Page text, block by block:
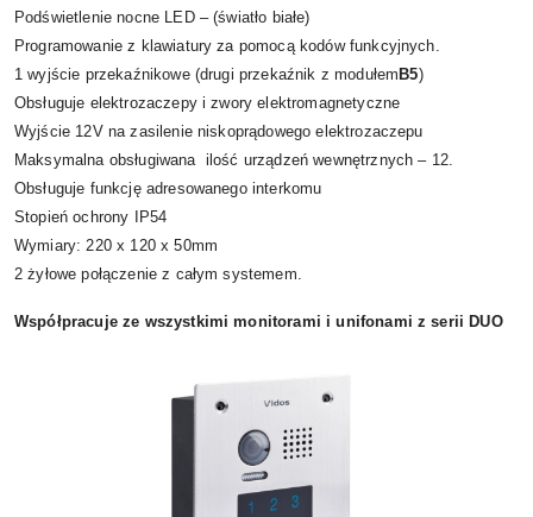
Podświetlenie nocne LED – (światło białe)
Programowanie z klawiatury za pomocą kodów funkcyjnych.
1 wyjście przekaźnikowe (drugi przekaźnik z modułem B5)
Obsługuje elektrozaczepy i zwory elektromagnetyczne
Wyjście 12V na zasilenie niskoprądowego elektrozaczepu
Maksymalna obsługiwana ilość urządzeń wewnętrznych – 12.
Obsługuje funkcję adresowanego interkomu
Stopień ochrony IP54
Wymiary: 220 x 120 x 50mm
2 żyłowe połączenie z całym systemem.
Współpracuje ze wszystkimi monitorami i unifonami z serii DUO